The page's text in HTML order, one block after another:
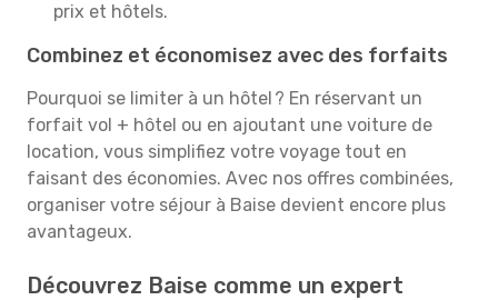
prix et hôtels.
Combinez et économisez avec des forfaits
Pourquoi se limiter à un hôtel ? En réservant un
forfait vol + hôtel ou en ajoutant une voiture de
location, vous simplifiez votre voyage tout en
faisant des économies. Avec nos offres combinées,
organiser votre séjour à Baise devient encore plus
avantageux.
Découvrez Baise comme un expert